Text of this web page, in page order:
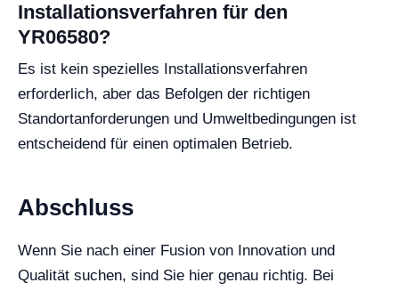
Installationsverfahren für den
YR06580?
Es ist kein spezielles Installationsverfahren
erforderlich, aber das Befolgen der richtigen
Standortanforderungen und Umweltbedingungen ist
entscheidend für einen optimalen Betrieb.
Abschluss
Wenn Sie nach einer Fusion von Innovation und
Qualität suchen, sind Sie hier genau richtig. Bei